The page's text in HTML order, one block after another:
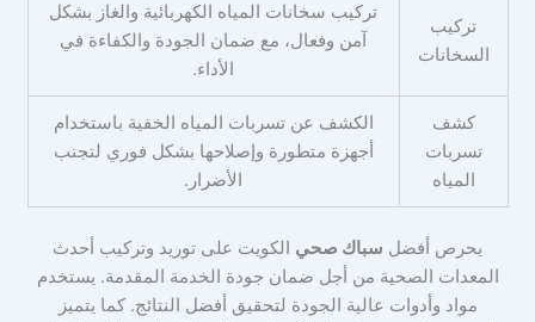
تركيب
السخانات
تركيب سخانات المياه الكهربائية والغاز بشكل
آمن وفعال، مع ضمان الجودة والكفاءة في
الأداء.
كشف
تسربات
المياه
الكشف عن تسربات المياه الخفية باستخدام
أجهزة متطورة وإصلاحها بشكل فوري لتجنب
الأضرار.
يحرص أفضل سباك صحي الكويت على توريد وتركيب أحدث
المعدات الصحية من أجل ضمان جودة الخدمة المقدمة. يستخدم
مواد وأدوات عالية الجودة لتحقيق أفضل النتائج. كما يتميز